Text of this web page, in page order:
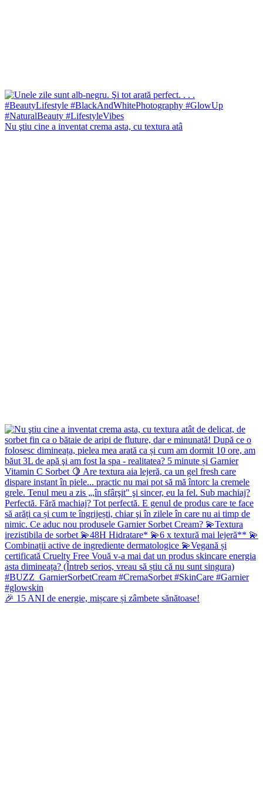
Nu ştiu cine a inventat crema asta, cu textura atâ
🎉 15 ANI de energie, mișcare și zâmbete sănătoase!